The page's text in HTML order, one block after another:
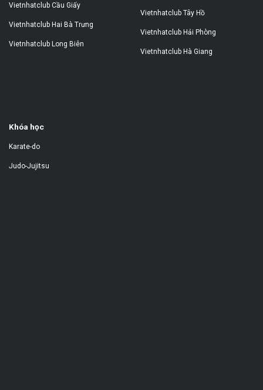
Vietnhatclub Cầu Giấy
Vietnhatclub Hai Bà Trưng
Vietnhatclub Long Biên
Vietnhatclub Tây Hồ
Vietnhatclub Hải Phòng
Vietnhatclub Hà Giang
Khóa học
Karate-do
Judo-Jujitsu